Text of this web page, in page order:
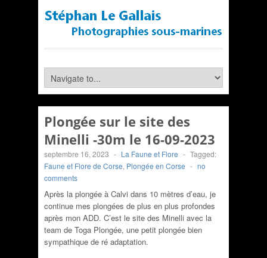
Plongée sur le site des
Minelli -30m le 16-09-2023
septembre 16, 2023 - La Faune et Flore - Tagged:
Faune et Flore de Corse, Plongée en Corse - no
comments
Après la plongée à Calvi dans 10 mètres d’eau, je
continue mes plongées de plus en plus profondes
après mon ADD. C’est le site des Minelli avec la
team de Toga Plongée, une petit plongée bien
sympathique de ré adaptation.